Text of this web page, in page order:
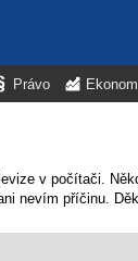
Právo
v počítači.
nevím příčinu.